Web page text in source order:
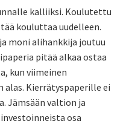
kalliiksi. Koulutettu
kouluttaa uudelleen.
moni alihankkija joutuu
pitää alkaa ostaa
kun viimeinen
Kierrätyspaperille ei
Jämsään valtion ja
osa